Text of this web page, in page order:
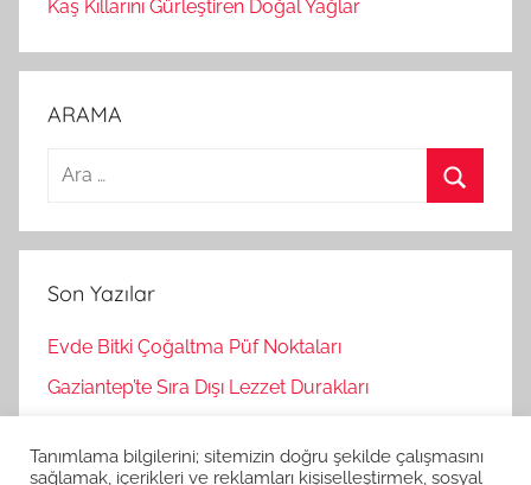
Kaş Kıllarını Gürleştiren Doğal Yağlar
ARAMA
a
a
r
Son Yazılar
Evde Bitki Çoğaltma Püf Noktaları
Gaziantep’te Sıra Dışı Lezzet Durakları
Korku Oyunları İle Stres Atma
Tanımlama bilgilerini; sitemizin doğru şekilde çalışmasını
sağlamak, içerikleri ve reklamları kişiselleştirmek, sosyal